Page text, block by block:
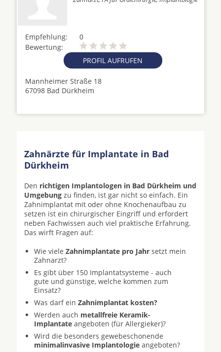
Empfehlung:
0
Bewertung:
PROFIL AUFRUFEN
Mannheimer Straße 18
67098 Bad Dürkheim
Zahnärzte für Implantate in Bad
Dürkheim
Den richtigen Implantologen in Bad Dürkheim und
Umgebung zu finden, ist gar nicht so einfach. Ein
Zahnimplantat mit oder ohne Knochenaufbau zu
setzen ist ein chirurgischer Eingriff und erfordert
neben Fachwissen auch viel praktische Erfahrung.
Das wirft Fragen auf:
Wie viele Zahnimplantate pro Jahr setzt mein
Zahnarzt?
Es gibt über 150 Implantatsysteme - auch
gute und günstige, welche kommen zum
Einsatz?
Was darf ein Zahnimplantat kosten?
Werden auch metallfreie Keramik-
Implantate angeboten (für Allergieker)?
Wird die besonders gewebeschonende
minimalinvasive Implantologie angeboten?